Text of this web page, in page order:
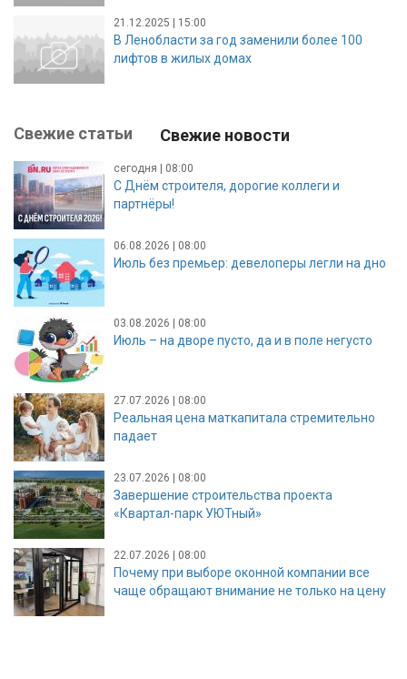
21.12.2025 | 15:00
В Ленобласти за год заменили более 100
лифтов в жилых домах
Свежие статьи Свежие новости
сегодня | 08:00
С Днём строителя, дорогие коллеги и
партнёры!
06.08.2026 | 08:00
Июль без премьер: девелоперы легли на дно
03.08.2026 | 08:00
Июль – на дворе пусто, да и в поле негусто
27.07.2026 | 08:00
Реальная цена маткапитала стремительно
падает
23.07.2026 | 08:00
Завершение строительства проекта
«Квартал-парк УЮТный»
22.07.2026 | 08:00
Почему при выборе оконной компании все
чаще обращают внимание не только на цену